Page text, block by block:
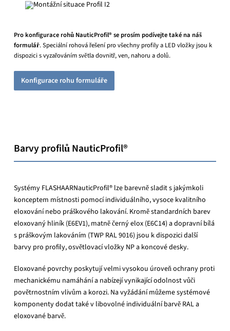
Pro konfigurace rohů NauticProfil® se prosím podívejte také na náš
formulář. Speciální rohová řešení pro všechny profily a LED vložky jsou k
dispozici s vyzařováním světla dovnitř, ven, nahoru a dolů.
Konfigurace rohu formuláře
Barvy profilů NauticProfil®
Systémy FLASHAARNauticProfil® lze barevně sladit s jakýmkoli
konceptem místnosti pomocí individuálního, vysoce kvalitního
eloxování nebo práškového lakování. Kromě standardních barev
eloxovaný hliník (E6EV1), matně černý elox (E6C14) a dopravní bílá
s práškovým lakováním (TWP RAL 9016) jsou k dispozici další
barvy pro profily, osvětlovací vložky NP a koncové desky.
Eloxované povrchy poskytují velmi vysokou úroveň ochrany proti
mechanickému namáhání a nabízejí vynikající odolnost vůči
povětrnostním vlivům a korozi. Na vyžádání můžeme systémové
komponenty dodat také v libovolné individuální barvě RAL a
eloxované barvě.